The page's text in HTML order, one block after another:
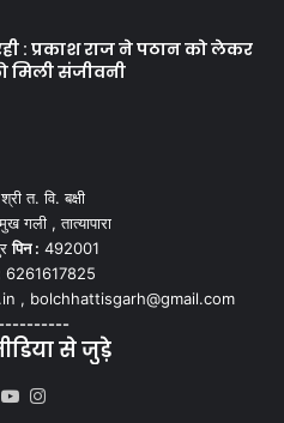
: प्रकाश राज ने पठान को लेकर
मिली संजीवनी
श्री त. वि. बक्षी
गली , तात्यापारा
पिन : 492001
6261617825
, bolchhattisgarh@gmail.com
से जुड़े